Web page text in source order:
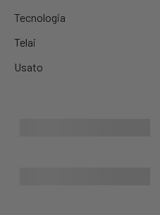
Tecnologia
Telai
Usato